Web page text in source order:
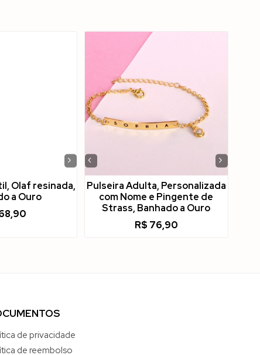
›
Olaf resinada,
a Ouro
‹ ›
Pulseira Adulta, Personalizada
com Nome e Pingente de
Strass, Banhado a Ouro
R$ 76,90
de privacidade
de reembolso